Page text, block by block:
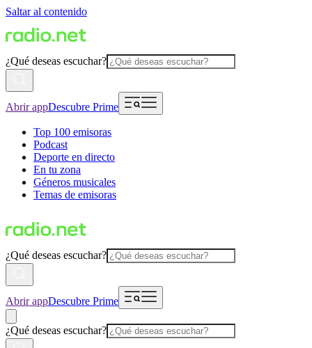
Saltar al contenido
¿Qué deseas escuchar?
Abrir appDescubre Prime
Top 100 emisoras
Podcast
Deporte en directo
En tu zona
Géneros musicales
Temas de emisoras
¿Qué deseas escuchar?
Abrir appDescubre Prime
¿Qué deseas escuchar?